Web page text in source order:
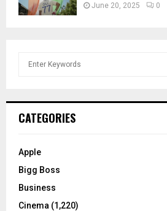
June 20, 2025 0
h
o
:
CATEGORIES
Apple
Bigg Boss
Business
Cinema (1,220)